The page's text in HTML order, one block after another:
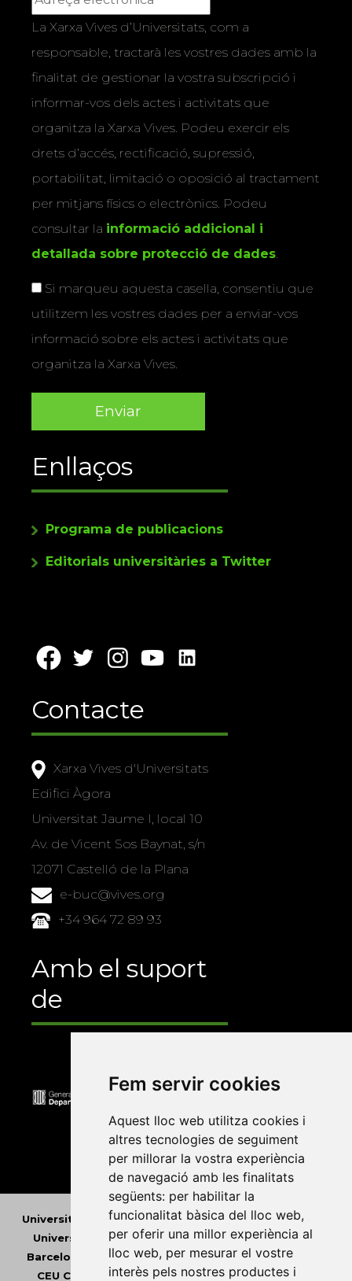
Fem servir cookies
Aquest lloc web utilitza cookies i
altres tecnologies de seguiment
per millorar la vostra experiència
de navegació amb les finalitats
següents: per habilitar la
funcionalitat bàsica del lloc web,
per oferir una millor experiència al
lloc web, per mesurar el vostre
interès pels nostres productes i
La Xarxa Vives d’Universitats, com a
responsable, tractarà les vostres dades amb la
finalitat de gestionar la vostra subscripció i
informar-vos dels actes i activitats que
organitza la Xarxa Vives. Podeu exercir els
drets d’accés, rectificació, supressió,
portabilitat, limitació o oposició al tractament
per mitjans físics o electrònics. Podeu
consultar la informació addicional i
detallada sobre protecció de dades.
Si marqueu aquesta casella, consentiu que
utilitzem les vostres dades per a enviar-vos
informació sobre els actes i activitats que
organitza la Xarxa Vives.
Enllaços
Programa de publicacions
Editorials universitàries a Twitter
Contacte
Xarxa Vives d'Universitats
Edifici Àgora
Universitat Jaume I, local 10
Av. de Vicent Sos Baynat, s/n
12071 Castelló de la Plana
e-buc@vives.org
+34 964 72 89 93
Amb el suport
de
Universitat Abat Oliba CEU•Universitat d'Alacant
Universitat d'Andorra •Universitat Autònoma de
Barcelona
Universitat de Barcelona•Universitat
CEU Cardenal Herrera• Universitat de Girona